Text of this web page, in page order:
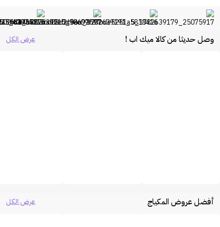
وصل حديثا من كالا ميك اب ! عرض الكل
أفضل عروض المكياج عرض الكل